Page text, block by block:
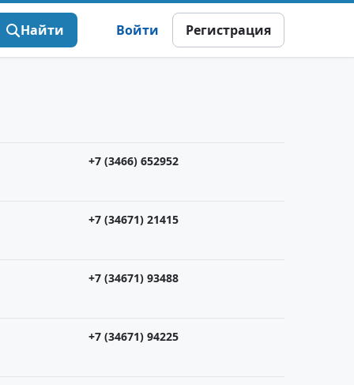
Найти Войти Регистрация
+7 (3466) 652952
+7 (34671) 21415
+7 (34671) 93488
+7 (34671) 94225